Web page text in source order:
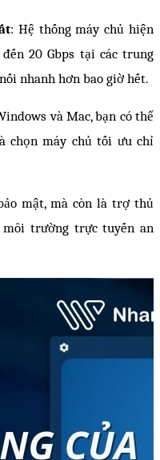
: Hệ thống máy chủ hiện
20 Gbps tại các trung
nhanh hơn bao giờ hết.
và Mac, bạn có thể
chọn máy chủ tối ưu chỉ
mật, mà còn là trợ thủ
trường trực tuyến an